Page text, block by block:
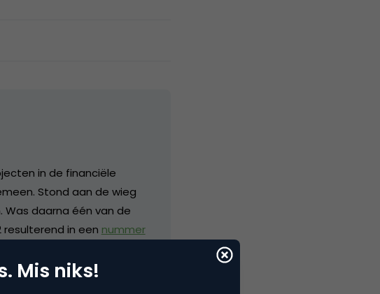
in de financiële
Stond aan de wieg
Was daarna één van de
resulterend in een nummer
media op internationaal
titel bij
Mis niks!